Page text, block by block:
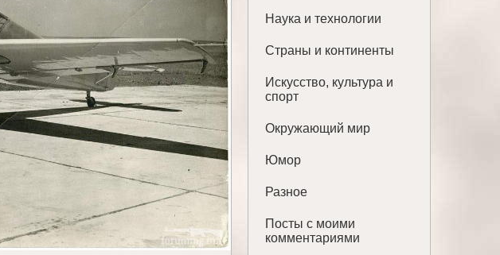
Наука и технологии
Страны и континенты
Искусство, культура и
спорт
Окружающий мир
Юмор
Разное
Посты с моими
комментариями